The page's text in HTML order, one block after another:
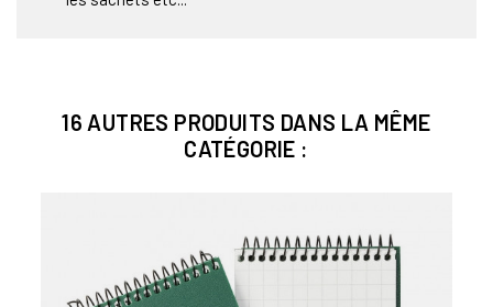
16 AUTRES PRODUITS DANS LA MÊME
CATÉGORIE :